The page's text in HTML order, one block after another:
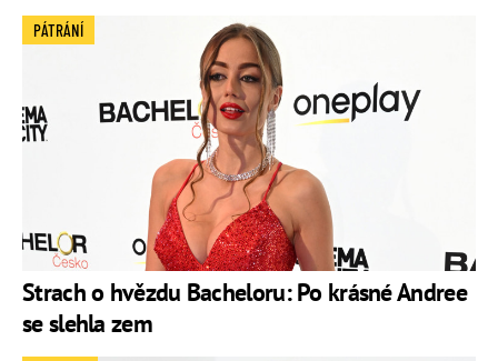
Strach o hvězdu Bacheloru: Po krásné Andree
se slehla zem
PÁTRÁNÍ